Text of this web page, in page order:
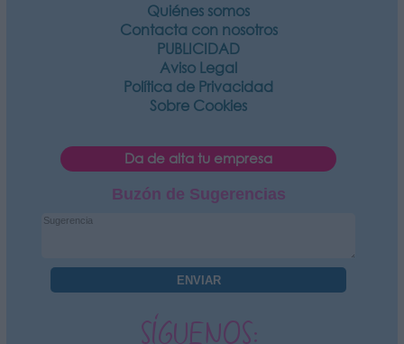
Quiénes somos
Contacta con nosotros
PUBLICIDAD
Aviso Legal
Política de Privacidad
Sobre Cookies
Da de alta tu empresa
Buzón de Sugerencias
SÍGUENOS: